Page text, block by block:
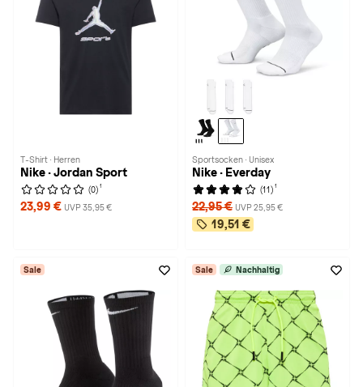
T-Shirt · Herren
Nike · Jordan Sport
(0) 1
23,99 € UVP 35,95 €
Sportsocken · Unisex
Nike · Everday
(11) 1
22,95 € UVP 25,95 €
19,51 €
Sale Sale Nachhaltig